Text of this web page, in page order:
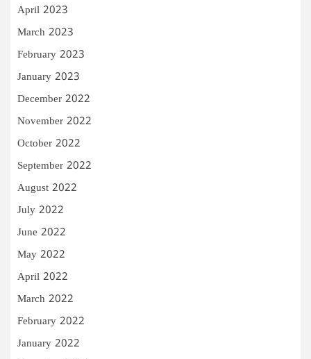
April 2023
March 2023
February 2023
January 2023
December 2022
November 2022
October 2022
September 2022
August 2022
July 2022
June 2022
May 2022
April 2022
March 2022
February 2022
January 2022